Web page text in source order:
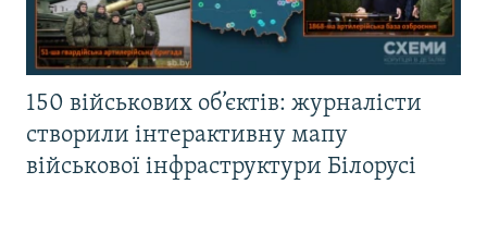
150 військових об’єктів: журналісти
створили інтерактивну мапу
військової інфраструктури Білорусі